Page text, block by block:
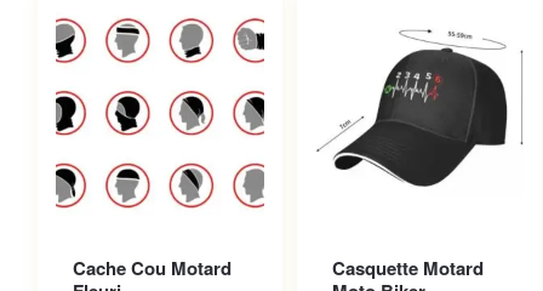
Cache Cou Motard
Casquette Motard